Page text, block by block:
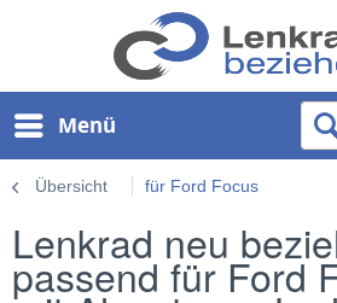
Menü
Übersicht für Ford Focus
Lenkrad neu
passend für Ford